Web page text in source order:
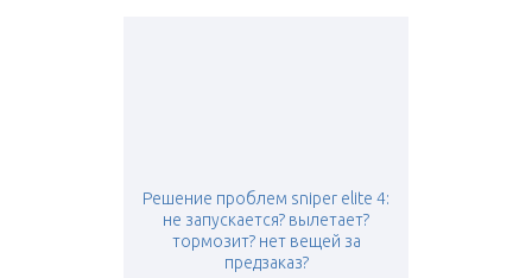
Решение проблем sniper elite 4:
не запускается? вылетает?
тормозит? нет вещей за
предзаказ?